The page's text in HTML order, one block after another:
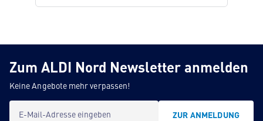
Zum ALDI Nord Newsletter anmelden
Keine Angebote mehr verpassen!
E-Mail-Adresse eingeben ZUR ANMELDUNG